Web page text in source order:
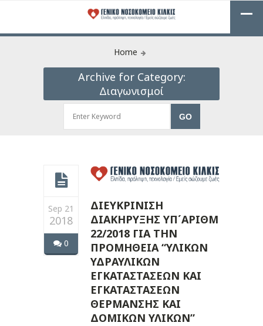
Home
Archive for Category:
Διαγωνισμοί
Sep 21
2018
0
ΔΙΕΥΚΡΙΝΙΣΗ
ΔΙΑΚΗΡΥΞΗΣ ΥΠ΄ΑΡΙΘΜ
22/2018 ΓΙΑ ΤΗΝ
ΠΡΟΜΗΘΕΙΑ “ΥΛΙΚΩΝ
ΥΔΡΑΥΛΙΚΩΝ
ΕΓΚΑΤΑΣΤΑΣΕΩΝ ΚΑΙ
ΕΓΚΑΤΑΣΤΑΣΕΩΝ
ΘΕΡΜΑΝΣΗΣ ΚΑΙ
ΔΟΜΙΚΩΝ ΥΛΙΚΩΝ”